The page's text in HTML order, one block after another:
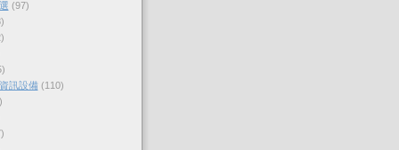
(97)
訊設備 (110)